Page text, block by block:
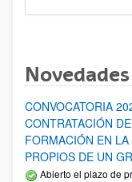
CONVOCATORIA
CONTRATACIÓN
FORMACIÓN EN
PROPIOS DE UN
Abierto el plazo de